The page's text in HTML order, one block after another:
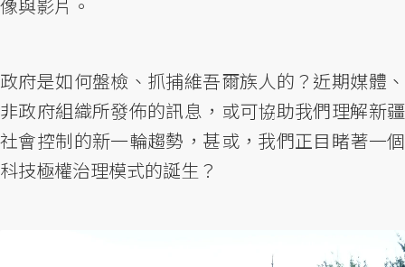
像與影片。
政府是如何盤檢、抓捕維吾爾族人的？近期媒體、
非政府組織所發佈的訊息，或可協助我們理解新疆
社會控制的新一輪趨勢，甚或，我們正目睹著一個
科技極權治理模式的誕生？